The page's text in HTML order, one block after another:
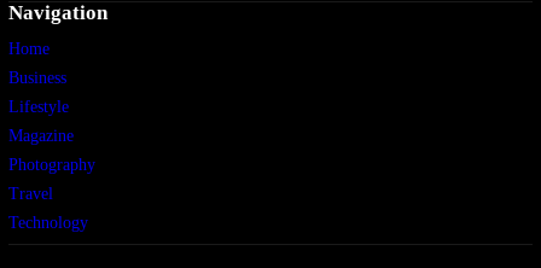
Navigation
Home
Business
Lifestyle
Magazine
Photography
Travel
Technology